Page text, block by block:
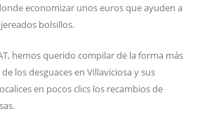
economizar unos euros que ayuden a
bolsillos.
hemos querido compilar de la forma más
los desguaces en Villaviciosa y sus
en pocos clics los recambios de